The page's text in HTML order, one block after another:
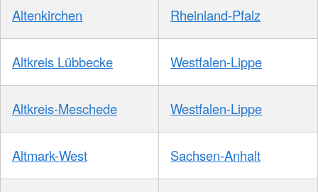
Altenkirchen Rheinland-Pfalz
Altkreis Lübbecke Westfalen-Lippe
Altkreis-Meschede Westfalen-Lippe
Altmark-West Sachsen-Anhalt